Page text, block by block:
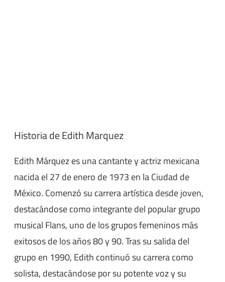
Historia de Edith Marquez
Edith Márquez es una cantante y actriz mexicana
nacida el 27 de enero de 1973 en la Ciudad de
México. Comenzó su carrera artística desde joven,
destacándose como integrante del popular grupo
musical Flans, uno de los grupos femeninos más
exitosos de los años 80 y 90. Tras su salida del
grupo en 1990, Edith continuó su carrera como
solista, destacándose por su potente voz y su